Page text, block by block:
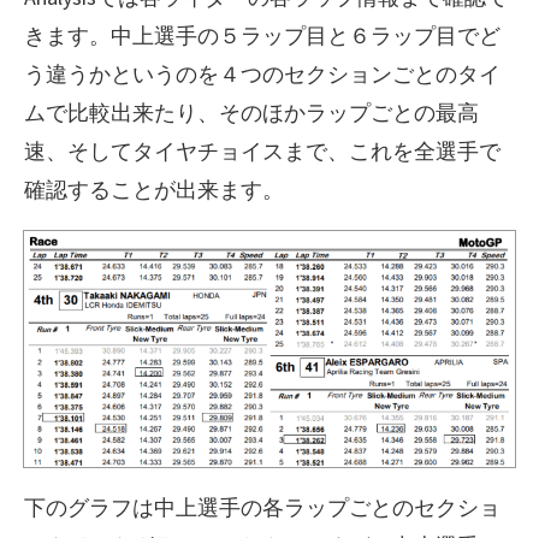
きます。中上選手の５ラップ目と６ラップ目でど
う違うかというのを４つのセクションごとのタイ
ムで比較出来たり、そのほかラップごとの最高
速、そしてタイヤチョイスまで、これを全選手で
確認することが出来ます。
下のグラフは中上選手の各ラップごとのセクショ